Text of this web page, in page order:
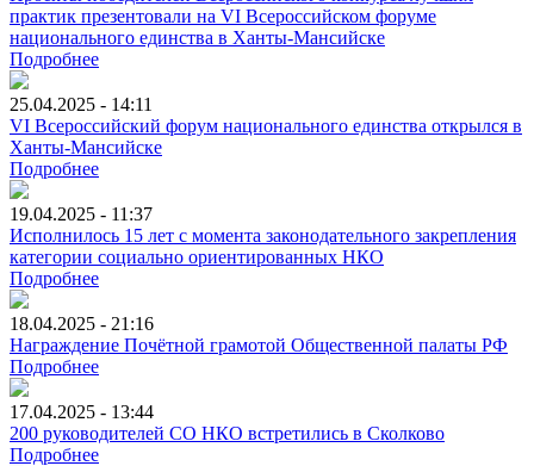
практик презентовали на VI Всероссийском форуме
национального единства в Ханты-Мансийске
Подробнее
25.04.2025 - 14:11
VI Всероссийский форум национального единства открылся в
Ханты-Мансийске
Подробнее
19.04.2025 - 11:37
Исполнилось 15 лет с момента законодательного закрепления
категории социально ориентированных НКО
Подробнее
18.04.2025 - 21:16
Награждение Почётной грамотой Общественной палаты РФ
Подробнее
17.04.2025 - 13:44
200 руководителей СО НКО встретились в Сколково
Подробнее